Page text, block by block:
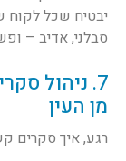
יבטיח שכל לקוח
סבלני, אדיב –
7. ניהול
מן העין
רגע, איך סקרים